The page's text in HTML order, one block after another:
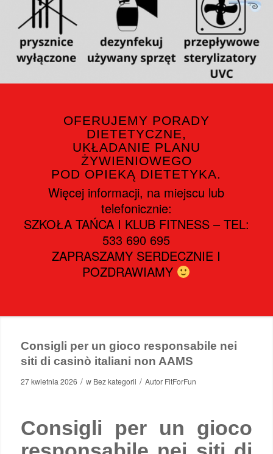
OFERUJEMY PORADY
DIETETYCZNE,
UKŁADANIE PLANU
ŻYWIENIOWEGO
POD OPIEKĄ DIETETYKA.
Więcej informacji, na miejscu lub
telefonicznie:
SZKOŁA TAŃCA I KLUB FITNESS – TEL:
533 690 695
ZAPRASZAMY SERDECZNIE I
POZDRAWIAMY
Consigli per un gioco responsabile nei
siti di casinò italiani non AAMS
27 kwietnia 2026 / w Bez kategorii / Autor FitForFun
Consigli per un gioco